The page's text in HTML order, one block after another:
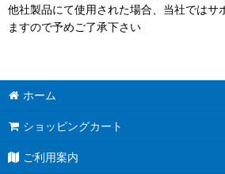
他社製品にて使用された場合、当社ではサ
ますので予めご了承下さい
ホーム
ショッピングカート
ご利用案内